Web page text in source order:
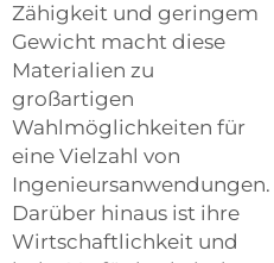
Zähigkeit und geringem
Gewicht macht diese
Materialien zu
großartigen
Wahlmöglichkeiten für
eine Vielzahl von
Ingenieursanwendungen.
Darüber hinaus ist ihre
Wirtschaftlichkeit und